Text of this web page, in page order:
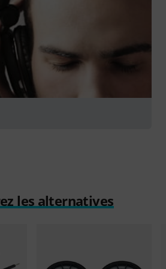
les alternatives